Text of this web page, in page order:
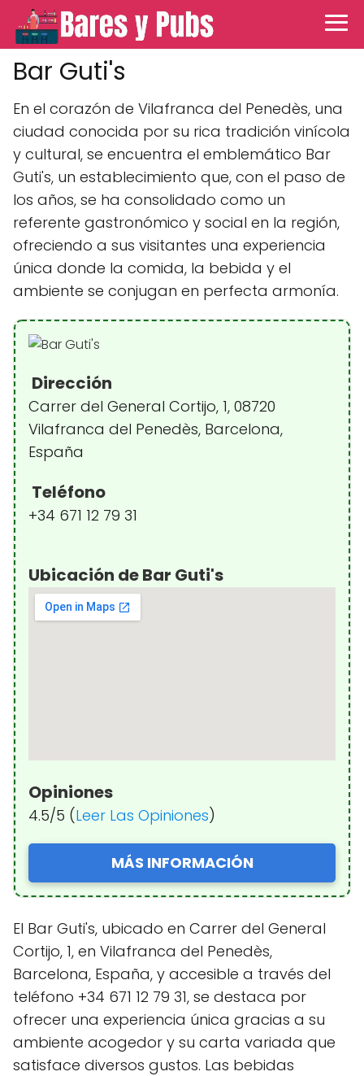
Bar Guti's
En el corazón de Vilafranca del Penedès, una
ciudad conocida por su rica tradición vinícola
y cultural, se encuentra el emblemático Bar
Guti's, un establecimiento que, con el paso de
los años, se ha consolidado como un
referente gastronómico y social en la región,
ofreciendo a sus visitantes una experiencia
única donde la comida, la bebida y el
ambiente se conjugan en perfecta armonía.
Dirección
Carrer del General Cortijo, 1, 08720
Vilafranca del Penedès, Barcelona,
España
Teléfono
+34 671 12 79 31
Ubicación de Bar Guti's
Opiniones
4.5/5 (Leer Las Opiniones)
MÁS INFORMACIÓN
El Bar Guti's, ubicado en Carrer del General
Cortijo, 1, en Vilafranca del Penedès,
Barcelona, España, y accesible a través del
teléfono +34 671 12 79 31, se destaca por
ofrecer una experiencia única gracias a su
ambiente acogedor y su carta variada que
satisface diversos gustos. Las bebidas